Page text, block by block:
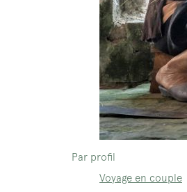
Par profil
Voyage en couple